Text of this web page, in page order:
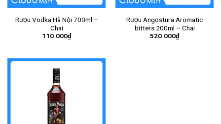
Rượu Vodka Hà Nội 700ml –
Chai
110.000₫
Rượu Angostura Aromatic
bitters 200ml – Chai
520.000₫